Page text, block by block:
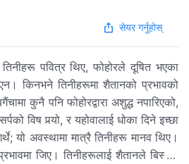
सेयर गर्नुहोस्
पवित्र थिए, फोहोरले दूषित भएका
किनभने तिनीहरूमा शैतानको प्रभावको
कुनै पनि फोहोरद्वारा अशुद्ध नपारिएको,
विष पर्‍यो, र यहोवालाई धोका दिने इच्‍छा
यो अवस्थामा मात्रै तिनीहरू मानव थिए।
जिए। तिनीहरूलाई शैतानले बिस्तारै